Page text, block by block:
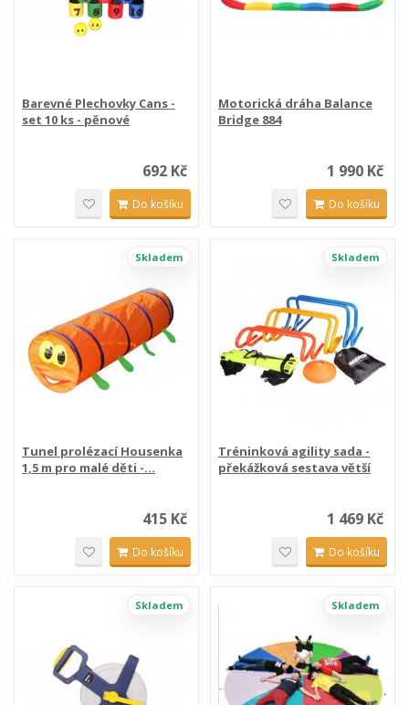
Barevné Plechovky Cans -
set 10 ks - pěnové
692 Kč
Do košíku
Motorická dráha Balance
Bridge 884
1 990 Kč
Do košíku
Skladem
Tunel prolézací Housenka
1,5 m pro malé děti -...
415 Kč
Do košíku
Skladem
Tréninková agility sada -
překážková sestava větší
1 469 Kč
Do košíku
Skladem Skladem